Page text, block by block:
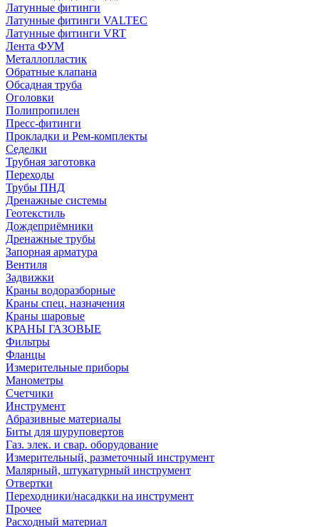
Латунные фитинги
Латунные фитинги VALTEC
Латунные фитинги VRT
Лента ФУМ
Металлопластик
Обратные клапана
Обсадная труба
Оголовки
Полипропилен
Пресс-фитинги
Прокладки и Рем-комплекты
Седелки
Трубная заготовка
Переходы
Трубы ПНД
Дренажные системы
Геотекстиль
Дождеприёмники
Дренажные трубы
Запорная арматура
Вентиля
Задвижки
Краны водоразборные
Краны спец. назначения
Краны шаровые
КРАНЫ ГАЗОВЫЕ
Фильтры
Фланцы
Измерительные приборы
Манометры
Счетчики
Инструмент
Абразивные материалы
Биты для шуруповертов
Газ. элек. и свар. оборудование
Измерительный, разметочный инструмент
Малярный, штукатурный инструмент
Отвертки
Переходники/насадкки на инструмент
Прочее
Расходный материал